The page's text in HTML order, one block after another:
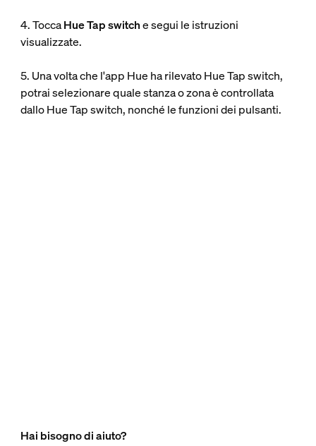
4. ToccaHue Tap switche segui le istruzioni
visualizzate.
5. Una volta che l'app Hue ha rilevato Hue Tap switch,
potrai selezionare quale stanza o zona è controllata
dallo Hue Tap switch, nonché le funzioni dei pulsanti.
Hai bisogno di aiuto?